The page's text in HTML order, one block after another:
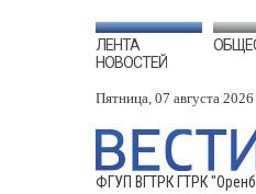
ЛЕНТА
НОВОСТЕЙ
Пятница, 07 августа 2026
ФГУП ВГТРК ГТРК